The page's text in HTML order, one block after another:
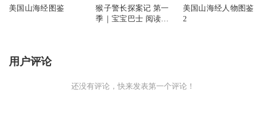
美国山海经图鉴
猴子警长探案记 第一
季｜宝宝巴士 阅读启
美国山海经人物图鉴
2
用户评论
还没有评论，快来发表第一个评论！